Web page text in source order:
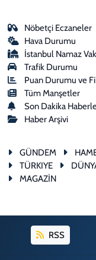
Nöbetçi Eczaneler
Hava Durumu
İstanbul Namaz
Trafik Durumu
Puan Durumu ve
Tüm Manşetler
Son Dakika
Haber Arşivi
GÜNDEM
TÜRKIYE
MAGAZİN
RSS